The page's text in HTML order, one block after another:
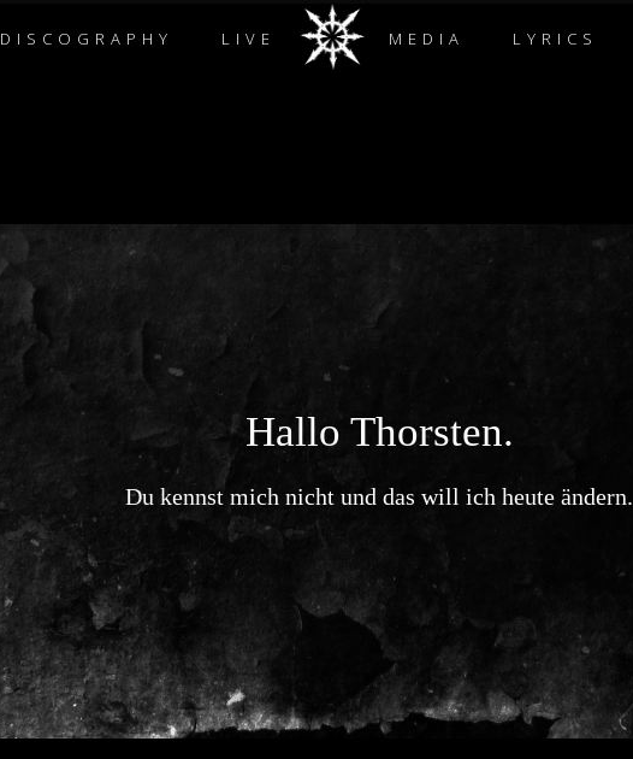
DISCOGRAPHY LIVE MEDIA LYRICS
Hallo Thorsten.
Du kennst mich nicht und das will ich heute ändern.